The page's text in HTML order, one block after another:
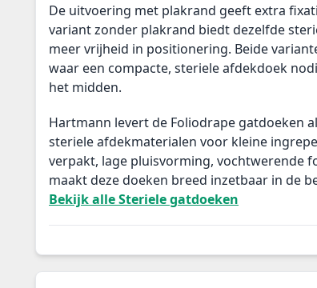
De uitvoering met plakrand geeft extra
variant zonder plakrand biedt dezelfde
meer vrijheid in positionering. Beide
waar een compacte, steriele afdekdoek
het midden.
Hartmann levert de Foliodrape gatdoeken
steriele afdekmaterialen voor kleine
verpakt, lage pluisvorming, vochtwerende
maakt deze doeken breed inzetbaar in de
Bekijk alle Steriele gatdoeken